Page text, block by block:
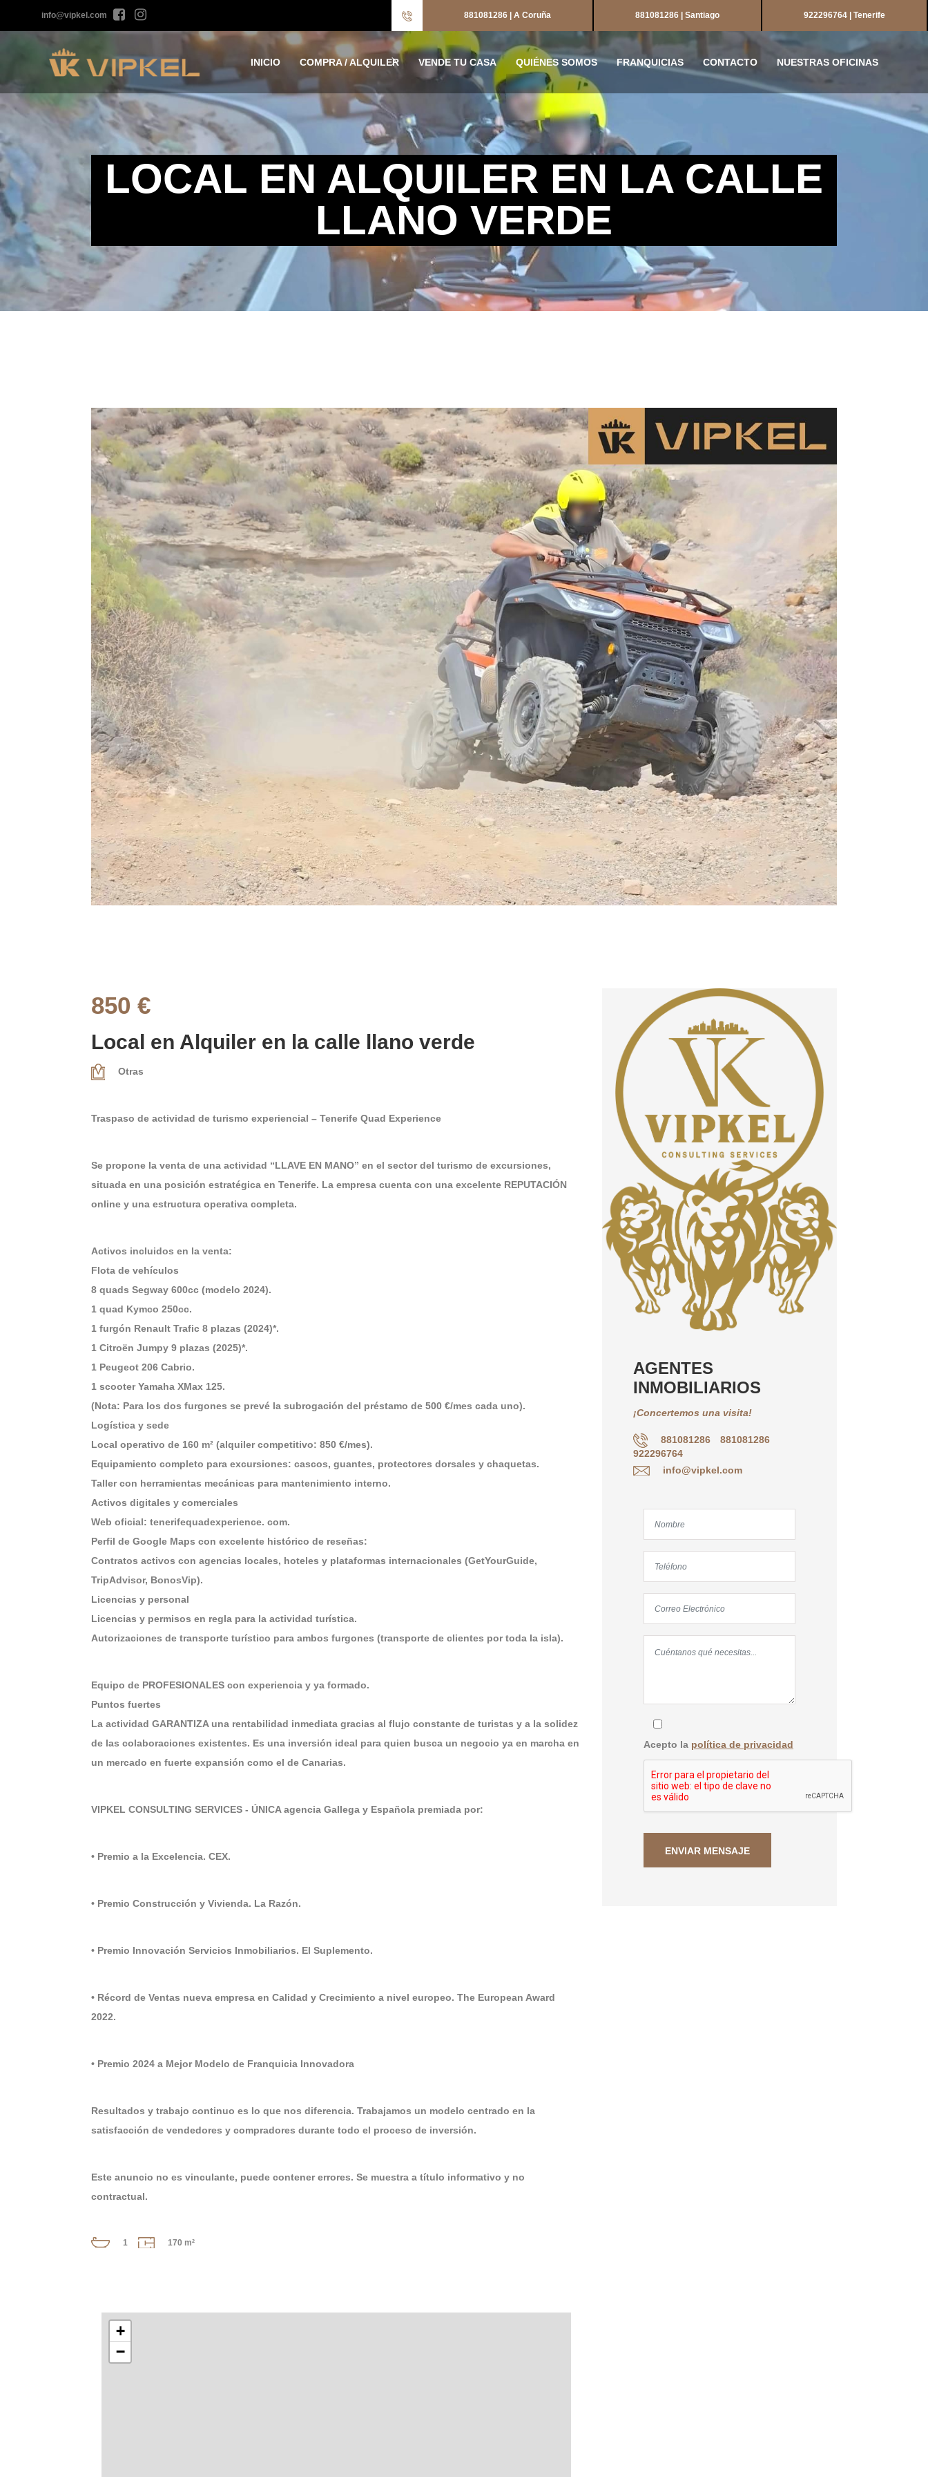
info@vipkel.com 881081286 | A Coruña 881081286 | Santiago 922296764 | Tenerife
INICIO COMPRA / ALQUILER VENDE TU CASA QUIÉNES SOMOS FRANQUICIAS CONTACTO NUESTRAS OFICINAS
LOCAL EN ALQUILER EN LA CALLE
LLANO VERDE
850 €
Local en Alquiler en la calle llano verde
Otras
Traspaso de actividad de turismo experiencial – Tenerife Quad Experience
Se propone la venta de una actividad “LLAVE EN MANO” en el sector del turismo de excursiones,
situada en una posición estratégica en Tenerife. La empresa cuenta con una excelente REPUTACIÓN
online y una estructura operativa completa.
Activos incluidos en la venta:
Flota de vehículos
8 quads Segway 600cc (modelo 2024).
1 quad Kymco 250cc.
1 furgón Renault Trafic 8 plazas (2024)*.
1 Citroën Jumpy 9 plazas (2025)*.
1 Peugeot 206 Cabrio.
1 scooter Yamaha XMax 125.
(Nota: Para los dos furgones se prevé la subrogación del préstamo de 500 €/mes cada uno).
Logística y sede
Local operativo de 160 m² (alquiler competitivo: 850 €/mes).
Equipamiento completo para excursiones: cascos, guantes, protectores dorsales y chaquetas.
Taller con herramientas mecánicas para mantenimiento interno.
Activos digitales y comerciales
Web oficial: tenerifequadexperience. com.
Perfil de Google Maps con excelente histórico de reseñas:
Contratos activos con agencias locales, hoteles y plataformas internacionales (GetYourGuide,
TripAdvisor, BonosVip).
Licencias y personal
Licencias y permisos en regla para la actividad turística.
Autorizaciones de transporte turístico para ambos furgones (transporte de clientes por toda la isla).
Equipo de PROFESIONALES con experiencia y ya formado.
Puntos fuertes
La actividad GARANTIZA una rentabilidad inmediata gracias al flujo constante de turistas y a la solidez
de las colaboraciones existentes. Es una inversión ideal para quien busca un negocio ya en marcha en
un mercado en fuerte expansión como el de Canarias.
VIPKEL CONSULTING SERVICES - ÚNICA agencia Gallega y Española premiada por:
• Premio a la Excelencia. CEX.
• Premio Construcción y Vivienda. La Razón.
• Premio Innovación Servicios Inmobiliarios. El Suplemento.
• Récord de Ventas nueva empresa en Calidad y Crecimiento a nivel europeo. The European Award
2022.
• Premio 2024 a Mejor Modelo de Franquicia Innovadora
Resultados y trabajo continuo es lo que nos diferencia. Trabajamos un modelo centrado en la
satisfacción de vendedores y compradores durante todo el proceso de inversión.
Este anuncio no es vinculante, puede contener errores. Se muestra a título informativo y no
contractual.
1 170 m²
+
−
AGENTES
INMOBILIARIOS
¡Concertemos una visita!
881081286
881081286
922296764
info@vipkel.com
Acepto la política de privacidad